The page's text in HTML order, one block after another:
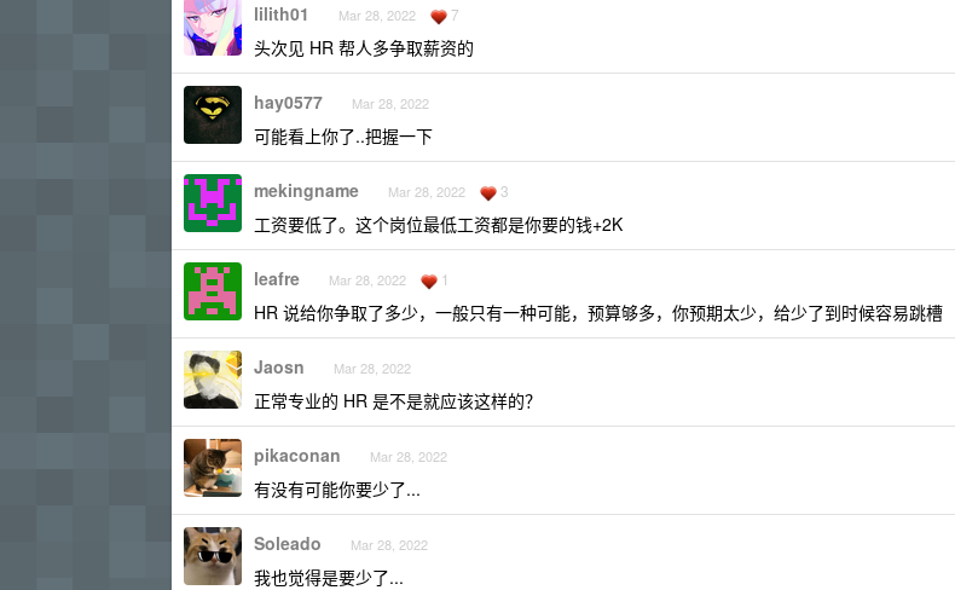
lilith01 Mar 28, 2022 7
头次见 HR 帮人多争取薪资的
hay0577 Mar 28, 2022
可能看上你了..把握一下
mekingname Mar 28, 2022 3
工资要低了。这个岗位最低工资都是你要的钱+2K
leafre Mar 28, 2022 1
HR 说给你争取了多少，一般只有一种可能，预算够多，你预期太少，给少了到时候容易跳槽
Jaosn Mar 28, 2022
正常专业的 HR 是不是就应该这样的？
pikaconan Mar 28, 2022
有没有可能你要少了...
Soleado Mar 28, 2022
我也觉得是要少了...